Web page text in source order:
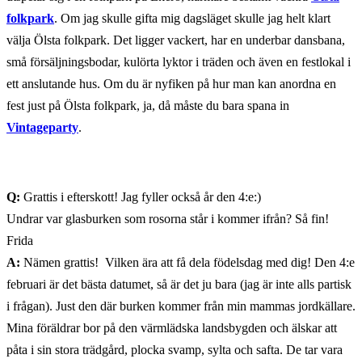
folkpark. Om jag skulle gifta mig dagsläget skulle jag helt klart
välja Ölsta folkpark. Det ligger vackert, har en underbar dansbana,
små försäljningsbodar, kulörta lyktor i träden och även en festlokal i
ett anslutande hus. Om du är nyfiken på hur man kan anordna en
fest just på Ölsta folkpark, ja, då måste du bara spana in
Vintageparty.
Q: Grattis i efterskott! Jag fyller också år den 4:e:)
Undrar var glasburken som rosorna står i kommer ifrån? Så fin!
Frida
A: Nämen grattis! Vilken ära att få dela födelsdag med dig! Den 4:e
februari är det bästa datumet, så är det ju bara (jag är inte alls partisk
i frågan). Just den där burken kommer från min mammas jordkällare.
Mina föräldrar bor på den värmlädska landsbygden och älskar att
påta i sin stora trädgård, plocka svamp, sylta och safta. De tar vara